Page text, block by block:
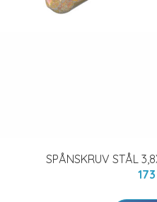
SPÅNSKRUV STÅL